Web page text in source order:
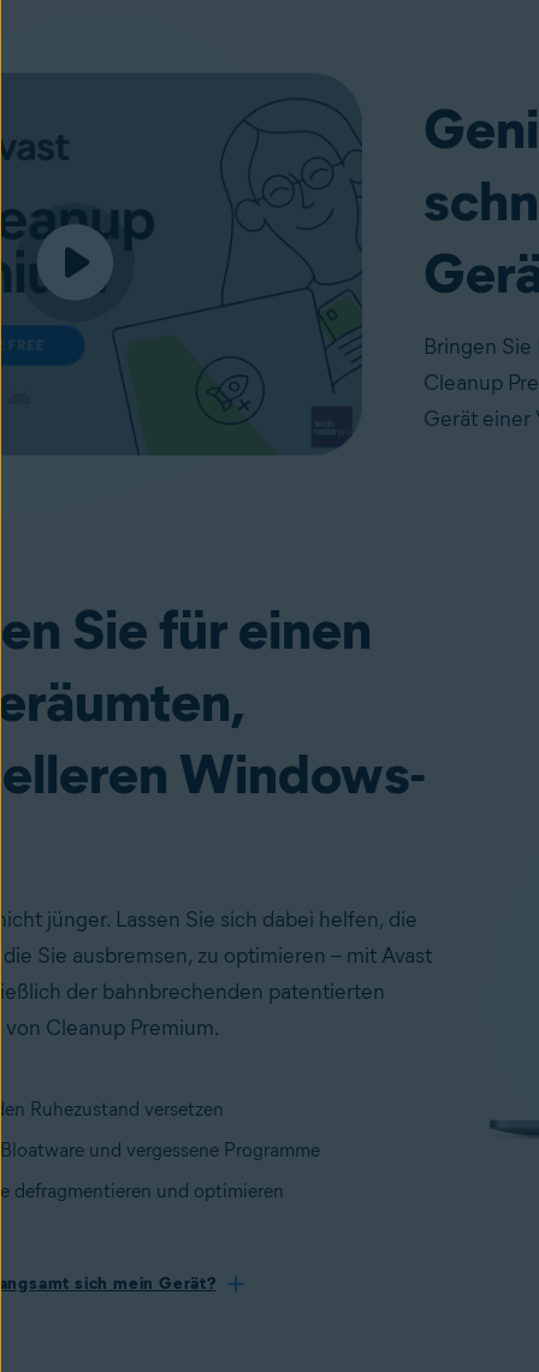
Bringen
Cleanup
Gerät einer
Sie für einen
Windows-
jünger. Lassen Sie sich dabei helfen, die
Sie ausbremsen, zu optimieren – mit Avast
der bahnbrechenden patentierten
Cleanup Premium.
Ruhezustand versetzen
und vergessene Programme
defragmentieren und optimieren
sich mein Gerät?